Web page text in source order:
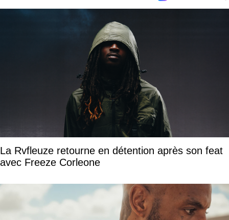
La Rvfleuze retourne en détention après son feat
avec Freeze Corleone